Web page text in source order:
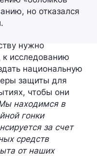
но отказался
нужно
к исследованию
национальную
защиты для
чтобы они
находимся в
гонки
за счет
средств
от наших